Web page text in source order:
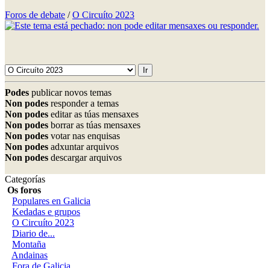
Foros de debate /O Circuíto 2023
Podes publicar novos temas
Non podes responder a temas
Non podes editar as túas mensaxes
Non podes borrar as túas mensaxes
Non podes votar nas enquisas
Non podes adxuntar arquivos
Non podes descargar arquivos
Categorías
Os foros
Populares en Galicia
Kedadas e grupos
O Circuíto 2023
Diario de...
Montaña
Andainas
Fora de Galicia